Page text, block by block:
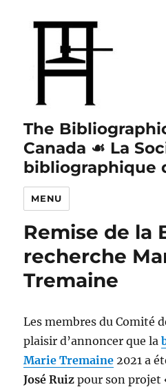
The
Canada ☙ La
bibliographique
MENU
Remise de la
recherche
Tremaine
Les membres du Comité
plaisir d’annoncer que la
Marie Tremaine 2021 a
José Ruizpour son projet